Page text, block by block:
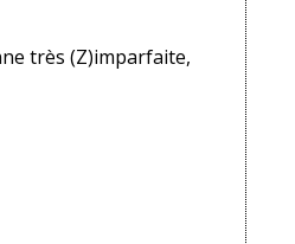
très (Z)imparfaite,